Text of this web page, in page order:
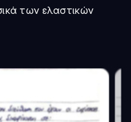
των ελαστικών